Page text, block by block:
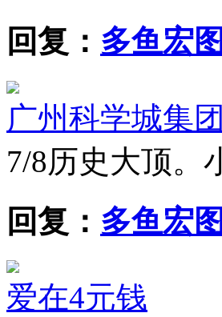
回复： 多鱼宏
广州科学城集团
7/8历史大顶。
回复： 多鱼宏
爱在4元钱